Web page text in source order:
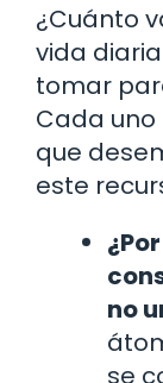
¿Cuánto
vida
tomar
Cada
que
este
no
se